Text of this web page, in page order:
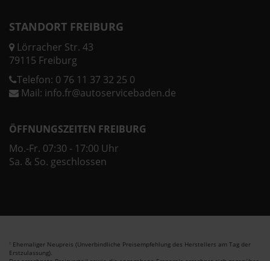
STANDORT FREIBURG
Lörracher Str. 43
79115 Freiburg
Telefon: 0 76 11 37 32 25 0
Mail: info.fr@autoservicebaden.de
ÖFFNUNGSZEITEN FREIBURG
Mo.-Fr. 07:30 - 17:00 Uhr
Sa. & So. geschlossen
1 Ehemaliger Neupreis (Unverbindliche Preisempfehlung des Herstellers am Tag der
Erstzulassung).